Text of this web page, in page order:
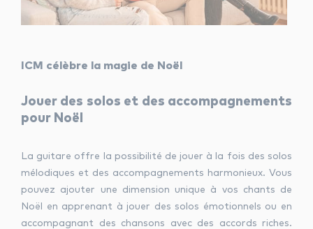
ICM célèbre la magie de Noël
Jouer des solos et des accompagnements
pour Noël
La guitare offre la possibilité de jouer à la fois des solos
mélodiques et des accompagnements harmonieux. Vous
pouvez ajouter une dimension unique à vos chants de
Noël en apprenant à jouer des solos émotionnels ou en
accompagnant des chansons avec des accords riches.